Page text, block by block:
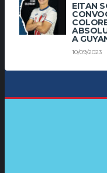
EITAN
A
10/09/2023